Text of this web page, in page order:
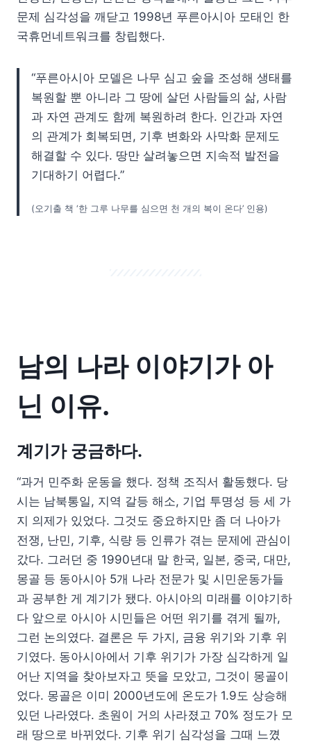
문제 심각성을 깨닫고 1998년 푸른아시아 모태인 한
국휴먼네트워크를 창립했다.
“푸른아시아 모델은 나무 심고 숲을 조성해 생태를
복원할 뿐 아니라 그 땅에 살던 사람들의 삶, 사람
과 자연 관계도 함께 복원하려 한다. 인간과 자연
의 관계가 회복되면, 기후 변화와 사막화 문제도
해결할 수 있다. 땅만 살려놓으면 지속적 발전을
기대하기 어렵다.”
(오기출 책 ‘한 그루 나무를 심으면 천 개의 복이 온다’ 인용)
남의 나라 이야기가 아
닌 이유.
계기가 궁금하다.
“과거 민주화 운동을 했다. 정책 조직서 활동했다. 당
시는 남북통일, 지역 갈등 해소, 기업 투명성 등 세 가
지 의제가 있었다. 그것도 중요하지만 좀 더 나아가
전쟁, 난민, 기후, 식량 등 인류가 겪는 문제에 관심이
갔다. 그러던 중 1990년대 말 한국, 일본, 중국, 대만,
몽골 등 동아시아 5개 나라 전문가 및 시민운동가들
과 공부한 게 계기가 됐다. 아시아의 미래를 이야기하
다 앞으로 아시아 시민들은 어떤 위기를 겪게 될까,
그런 논의였다. 결론은 두 가지, 금융 위기와 기후 위
기였다. 동아시아에서 기후 위기가 가장 심각하게 일
어난 지역을 찾아보자고 뜻을 모았고, 그것이 몽골이
었다. 몽골은 이미 2000년도에 온도가 1.9도 상승해
있던 나라였다. 초원이 거의 사라졌고 70% 정도가 모
래 땅으로 바뀌었다. 기후 위기 심각성을 그때 느꼈